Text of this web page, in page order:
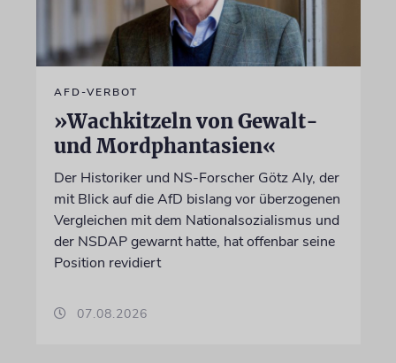
AFD-VERBOT
»Wachkitzeln von Gewalt-
und Mordphantasien«
Der Historiker und NS-Forscher Götz Aly, der
mit Blick auf die AfD bislang vor überzogenen
Vergleichen mit dem Nationalsozialismus und
der NSDAP gewarnt hatte, hat offenbar seine
Position revidiert
07.08.2026